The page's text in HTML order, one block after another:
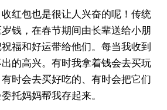
包也是很让人兴奋的呢！传统
钱，在春节期间由长辈送给小朋
福和好运带给他们。每当我收到
的高兴。有时我拿着钱会去买玩
时会去买好吃的、有时会把它们
托妈妈帮我存起来。